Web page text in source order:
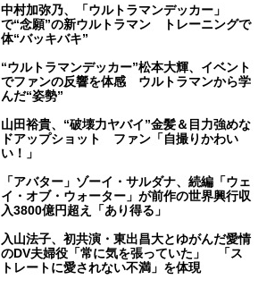
中村加弥乃、「ウルトラマンデッカー」
で“念願”の新ウルトラマン トレーニングで
体“バッキバキ”
“ウルトラマンデッカー”松本大輝、イベント
でファンの反響を体感 ウルトラマンから学
んだ“姿勢”
山田裕貴、“破壊力ヤバイ”金髪＆目力強めな
ドアップショット ファン「自撮りかわい
い！」
「アバター」ゾーイ・サルダナ、続編「ウェ
イ・オブ・ウォーター」が前作の世界興行収
入3800億円超え「あり得る」
入山法子、初共演・東出昌大とゆがんだ愛情
のDV夫婦役「常に気を張っていた」 「ス
トレートに愛されない不満」を体現